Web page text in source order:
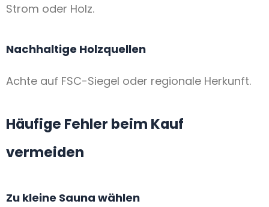
Strom oder Holz.
Nachhaltige Holzquellen
Achte auf FSC-Siegel oder regionale Herkunft.
Häufige Fehler beim Kauf
vermeiden
Zu kleine Sauna wählen